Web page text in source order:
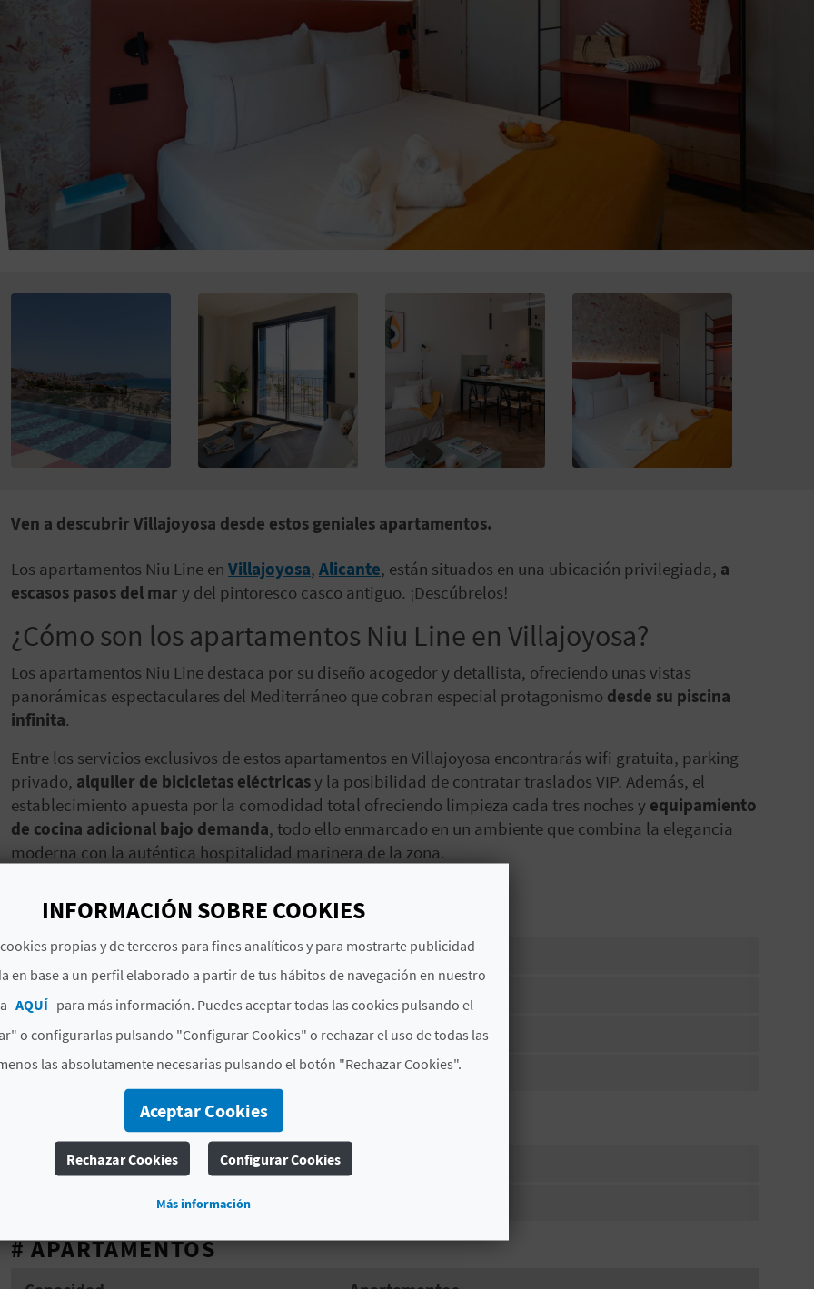
Ven a descubrir Villajoyosa desde estos geniales apartamentos.
Los apartamentos Niu Line en Villajoyosa, Alicante, están situados en una ubicación privilegiada, a
escasos pasos del mary del pintoresco casco antiguo. ¡Descúbrelos!
¿Cómo son los apartamentos Niu Line en Villajoyosa?
Los apartamentos Niu Line destaca por su diseño acogedor y detallista, ofreciendo unas vistas
panorámicas espectaculares del Mediterráneo que cobran especial protagonismo desde su piscina
infinita.
Entre los servicios exclusivos de estos apartamentos en Villajoyosa encontrarás wifi gratuita, parking
privado, alquiler de bicicletas eléctricasy la posibilidad de contratar traslados VIP. Además, el
establecimiento apuesta por la comodidad total ofreciendo limpieza cada tres noches y equipamiento
de cocina adicional bajo demanda, todo ello enmarcado en un ambiente que combina la elegancia
moderna con la auténtica hospitalidad marinera de la zona.
# DESCRIPCIÓN
Situación
Situada en un bloque o edificio
Categoría
Apartahotel
No
Signatura
BL000774A
# CAPACIDAD
Plazas
70
Apartamentos
26
# APARTAMENTOS
INFORMACIÓN SOBRE COOKIES
propias y de terceros para fines analíticos y para mostrarte publicidad
en base a un perfil elaborado a partir de tus hábitos de navegación en nuestro
AQUÍ para más información. Puedes aceptar todas las cookies pulsando el
o configurarlas pulsando "Configurar Cookies" o rechazar el uso de todas las
las absolutamente necesarias pulsando el botón "Rechazar Cookies".
Aceptar Cookies
Rechazar Cookies Configurar Cookies
Más información